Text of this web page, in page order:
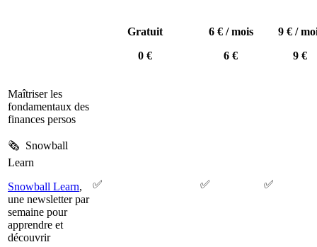
Gratuit
0 €
6 € / mois
6 €
9 € /
9 €
Maîtriser les
fondamentaux des
finances persos
🗞️ Snowball
Learn
Snowball Learn,
une newsletter par
semaine pour
apprendre et
découvrir
✅ ✅ ✅